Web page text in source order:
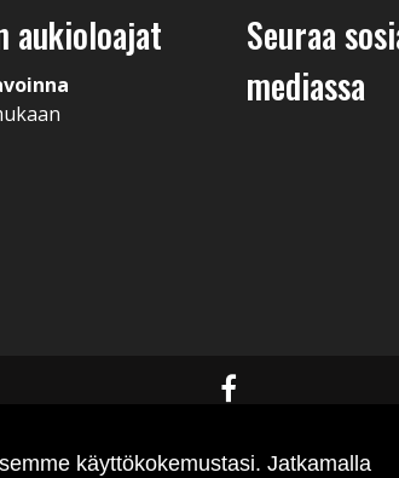
aukioloajat
Seuraa
mediassa
käyttökokemustasi. Jatkamalla